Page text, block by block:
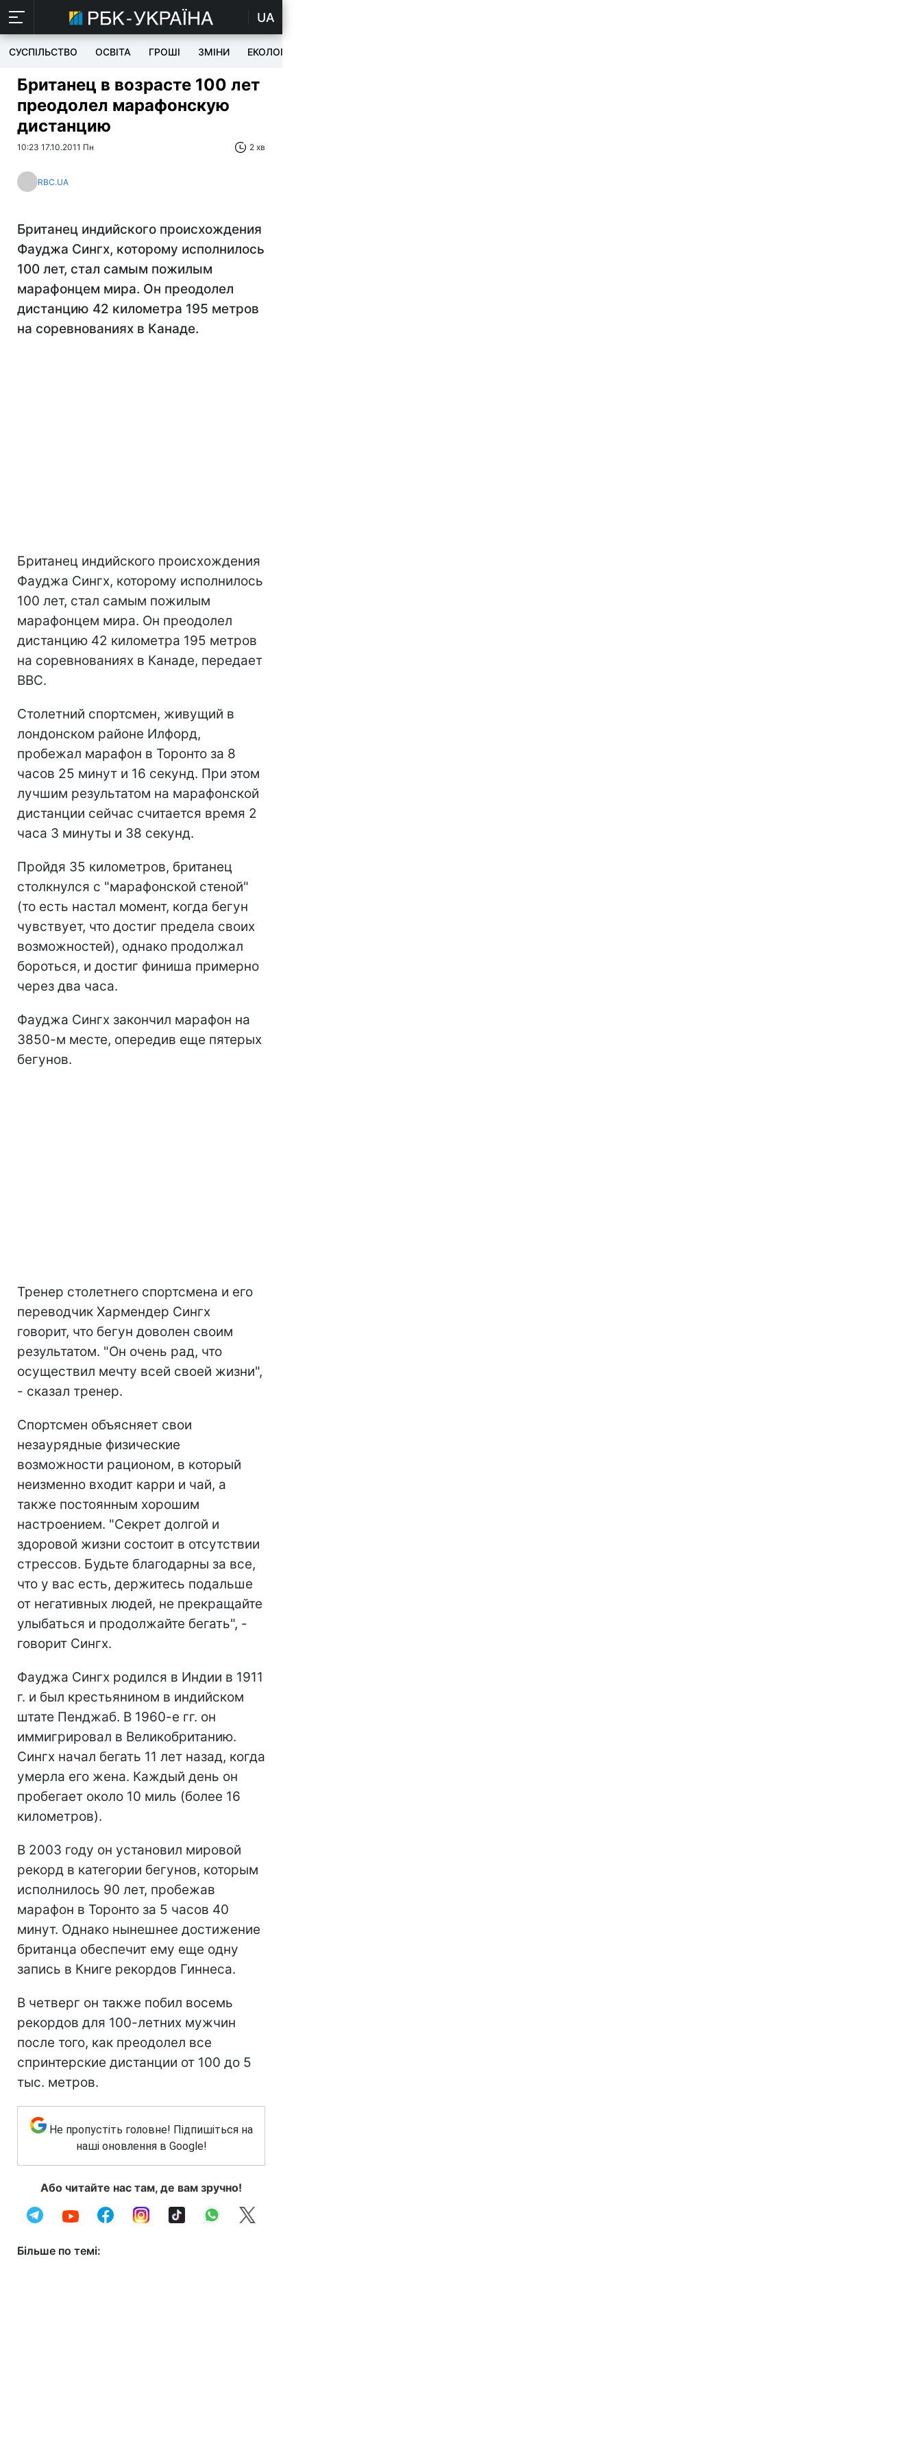
UA
СУСПІЛЬСТВО ОСВІТА ГРОШІ ЗМІНИ ЕКОЛОГІЯ
Британец в возрасте 100 лет
преодолел марафонскую
дистанцию
10:23 17.10.2011 Пн 2 хв
RBC.UA
Британец индийского происхождения
Фауджа Сингх, которому исполнилось
100 лет, стал самым пожилым
марафонцем мира. Он преодолел
дистанцию 42 километра 195 метров
на соревнованиях в Канаде.
Британец индийского происхождения
Фауджа Сингх, которому исполнилось
100 лет, стал самым пожилым
марафонцем мира. Он преодолел
дистанцию 42 километра 195 метров
на соревнованиях в Канаде, передает
ВВС.
Столетний спортсмен, живущий в
лондонском районе Илфорд,
пробежал марафон в Торонто за 8
часов 25 минут и 16 секунд. При этом
лучшим результатом на марафонской
дистанции сейчас считается время 2
часа 3 минуты и 38 секунд.
Пройдя 35 километров, британец
столкнулся с "марафонской стеной"
(то есть настал момент, когда бегун
чувствует, что достиг предела своих
возможностей), однако продолжал
бороться, и достиг финиша примерно
через два часа.
Фауджа Сингх закончил марафон на
3850-м месте, опередив еще пятерых
бегунов.
Тренер столетнего спортсмена и его
переводчик Хармендер Сингх
говорит, что бегун доволен своим
результатом. "Он очень рад, что
осуществил мечту всей своей жизни",
- сказал тренер.
Спортсмен объясняет свои
незаурядные физические
возможности рационом, в который
неизменно входит карри и чай, а
также постоянным хорошим
настроением. "Секрет долгой и
здоровой жизни состоит в отсутствии
стрессов. Будьте благодарны за все,
что у вас есть, держитесь подальше
от негативных людей, не прекращайте
улыбаться и продолжайте бегать", -
говорит Сингх.
Фауджа Сингх родился в Индии в 1911
г. и был крестьянином в индийском
штате Пенджаб. В 1960-е гг. он
иммигрировал в Великобританию.
Сингх начал бегать 11 лет назад, когда
умерла его жена. Каждый день он
пробегает около 10 миль (более 16
километров).
В 2003 году он установил мировой
рекорд в категории бегунов, которым
исполнилось 90 лет, пробежав
марафон в Торонто за 5 часов 40
минут. Однако нынешнее достижение
британца обеспечит ему еще одну
запись в Книге рекордов Гиннеса.
В четверг он также побил восемь
рекордов для 100-летних мужчин
после того, как преодолел все
спринтерские дистанции от 100 до 5
тыс. метров.
Не пропустіть головне! Підпишіться на
наші оновлення в Google!
Або читайте нас там, де вам зручно!
Більше по темі: